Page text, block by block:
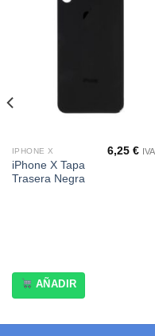
IPHONE X
iPhone X Tapa
Trasera Negra
6,25€
AÑADIR